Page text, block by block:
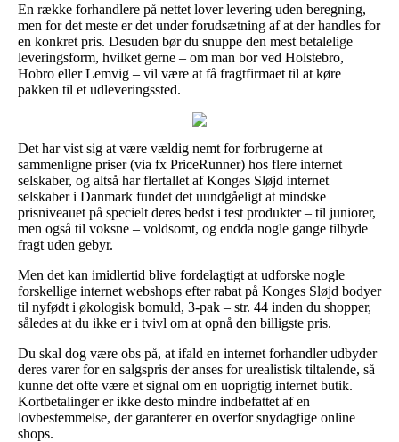
En række forhandlere på nettet lover levering uden beregning,
men for det meste er det under forudsætning af at der handles for
en konkret pris. Desuden bør du snuppe den mest betalelige
leveringsform, hvilket gerne – om man bor ved Holstebro,
Hobro eller Lemvig – vil være at få fragtfirmaet til at køre
pakken til et udleveringssted.
Det har vist sig at være vældig nemt for forbrugerne at
sammenligne priser (via fx PriceRunner) hos flere internet
selskaber, og altså har flertallet af Konges Sløjd internet
selskaber i Danmark fundet det uundgåeligt at mindske
prisniveauet på specielt deres bedst i test produkter – til juniorer,
men også til voksne – voldsomt, og endda nogle gange tilbyde
fragt uden gebyr.
Men det kan imidlertid blive fordelagtigt at udforske nogle
forskellige internet webshops efter rabat på Konges Sløjd bodyer
til nyfødt i økologisk bomuld, 3-pak – str. 44 inden du shopper,
således at du ikke er i tvivl om at opnå den billigste pris.
Du skal dog være obs på, at ifald en internet forhandler udbyder
deres varer for en salgspris der anses for urealistisk tiltalende, så
kunne det ofte være et signal om en uoprigtig internet butik.
Kortbetalinger er ikke desto mindre indbefattet af en
lovbestemmelse, der garanterer en overfor snydagtige online
shops.